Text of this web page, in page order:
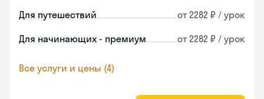
Для путешествий от 2282 ₽ / урок
Для начинающих - премиум от 2282 ₽ / урок
Все услуги и цены (4)